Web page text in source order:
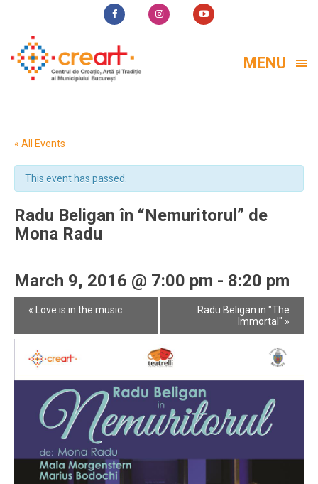
MENU
« All Events
This event has passed.
Radu Beligan în “Nemuritorul” de
Mona Radu
March 9, 2016 @ 7:00 pm - 8:20 pm
Event
« Love is in the music
Radu Beligan in "The
Immortal" »